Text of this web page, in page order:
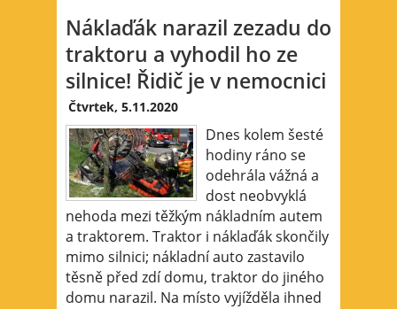
Náklaďák narazil zezadu do
traktoru a vyhodil ho ze
silnice! Řidič je v nemocnici
Čtvrtek, 5.11.2020
Dnes kolem šesté
hodiny ráno se
odehrála vážná a
dost neobvyklá
nehoda mezi těžkým nákladním autem
a traktorem. Traktor i náklaďák skončily
mimo silnici; nákladní auto zastavilo
těsně před zdí domu, traktor do jiného
domu narazil. Na místo vyjížděla ihned